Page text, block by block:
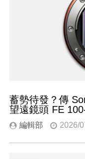
蓄勢待發？傳
望遠鏡頭 FE
編輯部 2026/